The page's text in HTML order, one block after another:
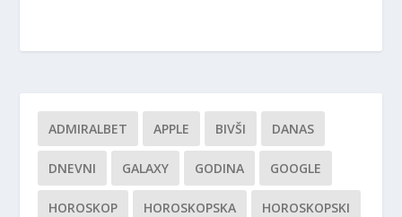
ADMIRALBET APPLE BIVŠI DANAS
DNEVNI GALAXY GODINA GOOGLE
HOROSKOP HOROSKOPSKA HOROSKOPSKI